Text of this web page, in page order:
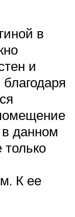
в
и
данном
только
К ее